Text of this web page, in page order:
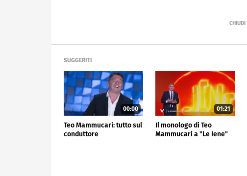
SUGGERITI
00:00
Teo Mammucari: tutto sul
conduttore
01:21
Il monologo di Teo
Mammucari a "Le Iene"